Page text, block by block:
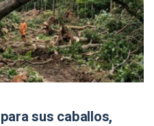
sus caballos,